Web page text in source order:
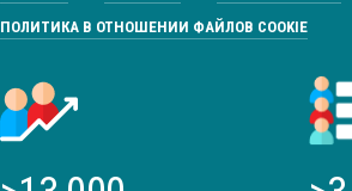
ПОЛИТИКА В ОТНОШЕНИИ ФАЙЛОВ COOKIE